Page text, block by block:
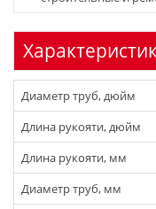
Диаметр труб, дюйм
Длина рукояти, дюйм
Длина рукояти, мм
Диаметр труб, мм